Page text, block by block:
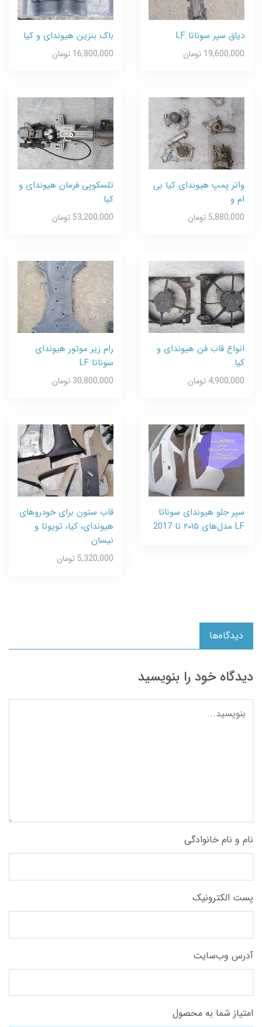
دیاق سپر سوناتا LF
19,600,000 تومان
باک بنزین هیوندای و کیا
16,800,000 تومان
واتر پمپ هیوندای کیا بی
ام و
5,880,000 تومان
تلسکوپی فرمان هیوندای و
کیا
53,200,000 تومان
انواع قاب فن هیوندای و
کیا
4,900,000 تومان
رام زیر موتور هیوندای
سوناتا LF
30,800,000 تومان
سپر جلو هیوندای سوناتا
LF مدل‌های ۲۰۱۵ تا 2017
قاب ستون برای خودروهای
هیوندای، کیا، تویوتا و
نیسان
5,320,000 تومان
دیدگاه‌ها
دیدگاه خود را بنویسید
نام و نام خانوادگی
پست الکترونیک
آدرس وب‌سایت
امتیاز شما به محصول